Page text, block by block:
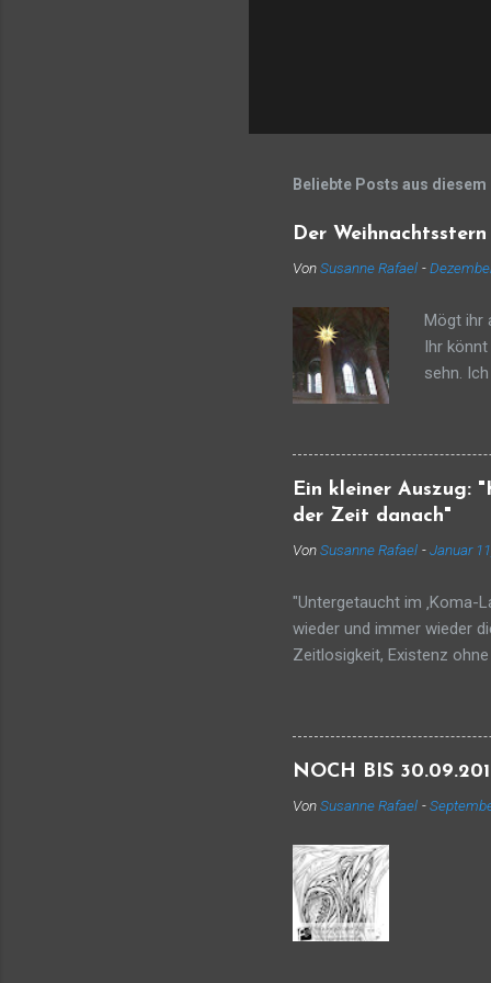
Beliebte Posts aus diesem
Der Weihnachtsstern
VonSusanne Rafael -
Mögt ihr
Ihr
sehn.
bin, der
sieht,
Ein kleiner Auszug:
der Zeit danach"
VonSusanne Rafael -Januar
"Untergetaucht im ‚Koma-
wieder und immer wieder
Zeitlosigkeit, Existenz
Worte, Sätze, gespeist
ein Bühnenbild für meine
Woman–Show’ spule ich
Bilder auf den Plan, um
NOCH BIS
VonSusanne Rafael -